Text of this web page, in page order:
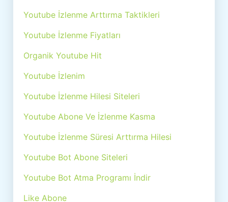
Youtube İzlenme Arttırma Taktikleri
Youtube İzlenme Fiyatları
Organik Youtube Hit
Youtube İzlenim
Youtube İzlenme Hilesi Siteleri
Youtube Abone Ve İzlenme Kasma
Youtube İzlenme Süresi Arttırma Hilesi
Youtube Bot Abone Siteleri
Youtube Bot Atma Programı İndir
Like Abone